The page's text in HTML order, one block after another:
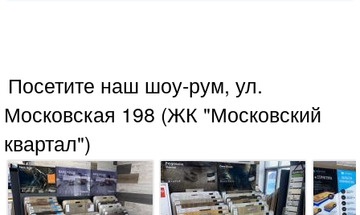
Посетите наш шоу-рум, ул.
Московская 198 (ЖК "Московский
квартал")